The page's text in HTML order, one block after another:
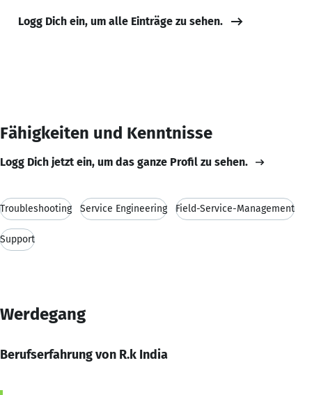
Logg Dich ein, um alle Einträge zu sehen.
Fähigkeiten und Kenntnisse
Logg Dich jetzt ein, um das ganze Profil zu sehen.
Troubleshooting Service Engineering Field-Service-Management
Support
Werdegang
Berufserfahrung von R.k India